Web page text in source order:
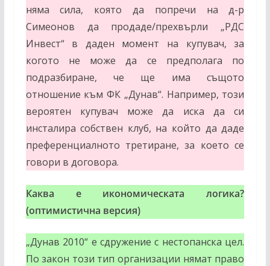
няма сила, която да попречи на д-р
Симеонов да продаде/прехвърли „РДС
Инвест“ в даден момент на купувач, за
когото не може да се предполага по
подразбиране, че ще има същото
отношение към ФК „Дунав“. Например, този
вероятен купувач може да иска да си
инсталира собствен клуб, на който да даде
преференциалното третиране, за което се
говори в договора.
Каква е икономическата логика?
(оптимистична версия)
„Дунав 2010“ е сдружение с нестопанска цел.
По закон този тип организации нямат право